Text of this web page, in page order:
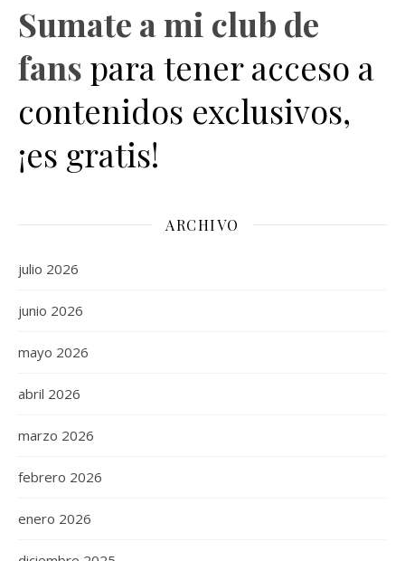
Sumate a mi club de
fans para tener acceso a
contenidos exclusivos,
¡es gratis!
ARCHIVO
julio 2026
junio 2026
mayo 2026
abril 2026
marzo 2026
febrero 2026
enero 2026